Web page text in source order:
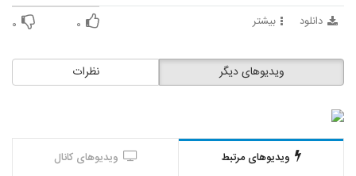
دانلود بیشتر ۰ ۰
نظرات ویدیوهای دیگر
ویدیوهای مرتبط ویدیوهای کانال